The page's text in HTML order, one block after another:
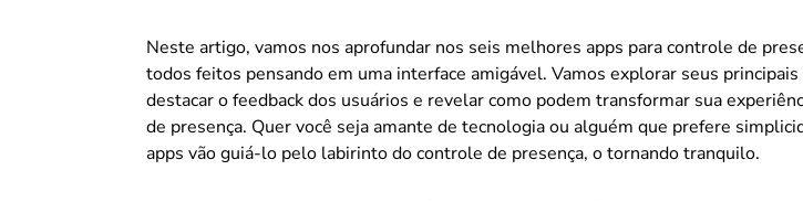
Neste artigo, vamos nos aprofundar nos seis melhores apps para controle de
todos feitos pensando em uma interface amigável. Vamos explorar seus principais
destacar o feedback dos usuários e revelar como podem transformar sua
de presença. Quer você seja amante de tecnologia ou alguém que prefere
apps vão guiá-lo pelo labirinto do controle de presença, o tornando tranquilo.